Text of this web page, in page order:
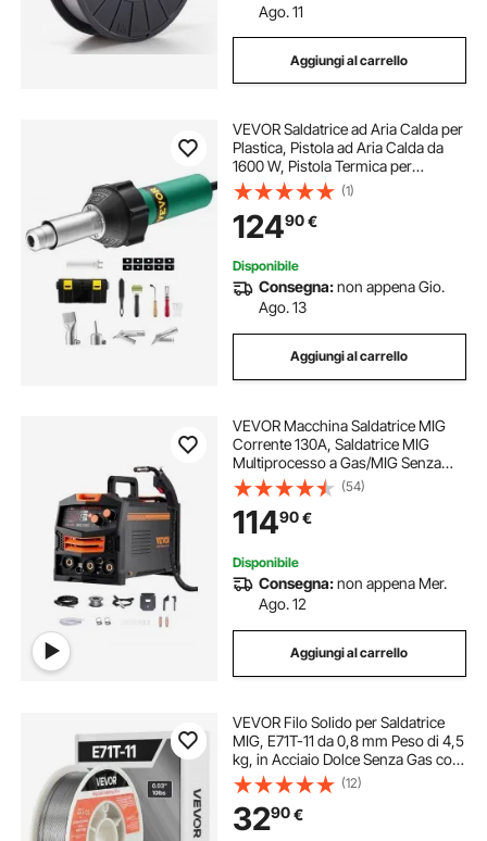
Ago. 11
Aggiungi al carrello
VEVOR Saldatrice ad Aria Calda per
Plastica, Pistola ad Aria Calda da
1600 W, Pistola Termica per
Saldatura in Vinile TPO da 50°C -
600°C, Kit per Saldatura di
Coperture in Plastica con 11
Accessori
(1)
12490€
Disponibile
Consegna:non appena Gio.
Ago. 13
Aggiungi al carrello
VEVOR Macchina Saldatrice MIG
Corrente 130A, Saldatrice MIG
Multiprocesso a Gas/MIG Senza
Gas 2 in 1, Saldatrice Portatile
Saldatrice Tecnologia Inverter IGBT,
Macchina Saldatrice Schermo
Digitale
(54)
11490€
Disponibile
Consegna:non appena Mer.
Ago. 12
Aggiungi al carrello
VEVOR Filo Solido per Saldatrice
MIG, E71T-11 da 0,8 mm Peso di 4,5
kg, in Acciaio Dolce Senza Gas con
Pochi Schizzi per Saldatura ad Arco
in Tutte le Posizioni, Autoprotetto
per Uso Esterno
(12)
3290€